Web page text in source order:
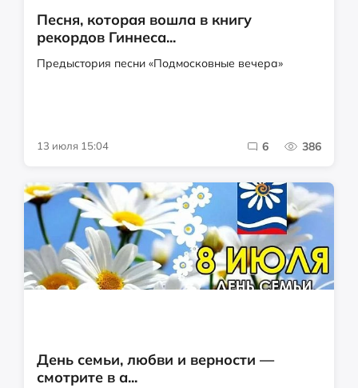
Песня, которая вошла в книгу
рекордов Гиннеса...
Предыстория песни «Подмосковные вечера»
13 июля 15:04 6 386
День семьи, любви и верности —
смотрите в а...